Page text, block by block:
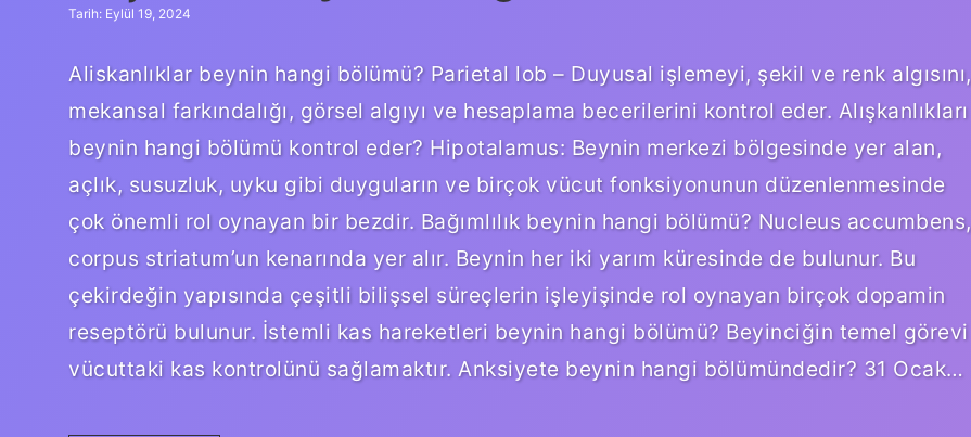
Tarih: Eylül 19, 2024
Aliskanlıklar beynin hangi bölümü? Parietal lob – Duyusal işlemeyi, şekil ve renk algısını,
mekansal farkındalığı, görsel algıyı ve hesaplama becerilerini kontrol eder. Alışkanlıkları
beynin hangi bölümü kontrol eder? Hipotalamus: Beynin merkezi bölgesinde yer alan,
açlık, susuzluk, uyku gibi duyguların ve birçok vücut fonksiyonunun düzenlenmesinde
çok önemli rol oynayan bir bezdir. Bağımlılık beynin hangi bölümü? Nucleus accumbens,
corpus striatum’un kenarında yer alır. Beynin her iki yarım küresinde de bulunur. Bu
çekirdeğin yapısında çeşitli bilişsel süreçlerin işleyişinde rol oynayan birçok dopamin
reseptörü bulunur. İstemli kas hareketleri beynin hangi bölümü? Beyinciğin temel görevi
vücuttaki kas kontrolünü sağlamaktır. Anksiyete beynin hangi bölümündedir? 31 Ocak…